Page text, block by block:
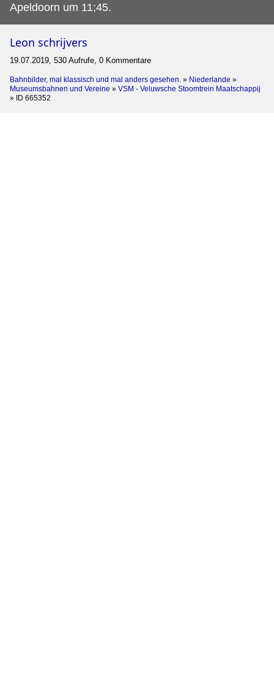
Apeldoorn um 11;45.
Leon schrijvers
19.07.2019, 530 Aufrufe, 0 Kommentare
Bahnbilder, mal klassisch und mal anders gesehen. » Niederlande »
Museumsbahnen und Vereine » VSM - Veluwsche Stoomtrein Maatschappij
» ID 665352